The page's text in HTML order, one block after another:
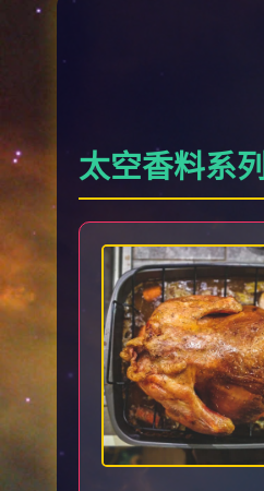
太空香料系列